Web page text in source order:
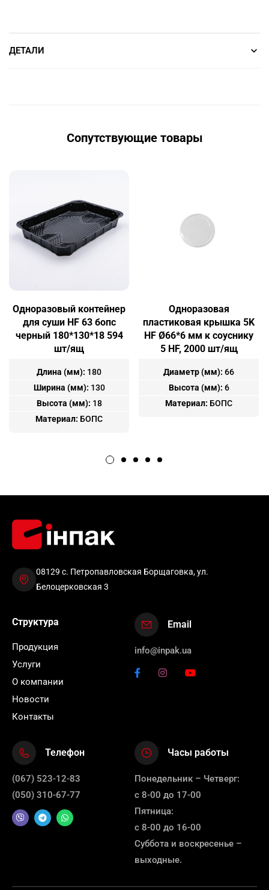
ДЕТАЛИ
Сопутствующие товары
Одноразовый контейнер
для суши HF 63 бопс
черный 180*130*18 594
шт/ящ
Длина (мм): 180
Ширина (мм): 130
Высота (мм): 18
Материал: БОПС
Одноразовая
пластиковая крышка 5K
HF Ø66*6 мм к соуснику
5 HF, 2000 шт/ящ
Диаметр (мм): 66
Высота (мм): 6
Материал: БОПС
08129 с. Петропавловская Борщаговка, ул.
Белоцерковская 3
Структура
Продукция
Услуги
О компании
Новости
Контакты
Email
info@inpak.ua
Телефон
(067) 523-12-83
(050) 310-67-77
Часы работы
Понедельник – Четверг:
с 8-00 до 17-00
Пятница:
с 8-00 до 16-00
Суббота и воскресенье –
выходные.